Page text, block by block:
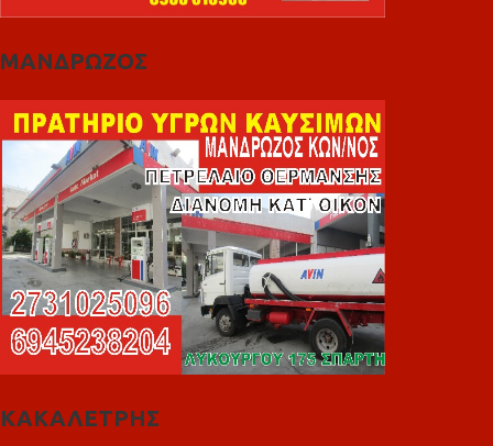
ΜΑΝΔΡΩΖΟΣ
ΚΑΚΑΛΕΤΡΗΣ